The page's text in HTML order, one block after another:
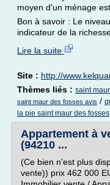
moyen d'un ménage
Bon à savoir : Le
indicateur de la richesse
Lire la suite
Site : http://
Thèmes liés : saint
saint maur des fosses avis /
la pie saint maur des fosses
Appartement à
(94210 ...
(Ce bien n'est plus
vente)) prix 462 000